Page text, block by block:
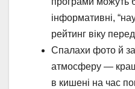
інформативні,
рейтинг віку
Спалахи фото й
атмосферу —
в кишені на час